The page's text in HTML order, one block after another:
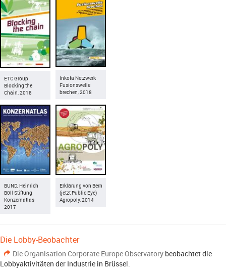
ETC Group
Blocking the
Chain, 2018
Inkota Netzwerk
Fusionswelle
brechen, 2018
BUND, Heinrich
Böll Stiftung
Konzernatlas
2017
Erklärung von Bern
(jetzt Public Eye)
Agropoly, 2014
Die Lobby-Beobachter
Die Organisation Corporate Europe Observatory beobachtet die
Lobbyaktivitäten der Industrie in Brüssel.